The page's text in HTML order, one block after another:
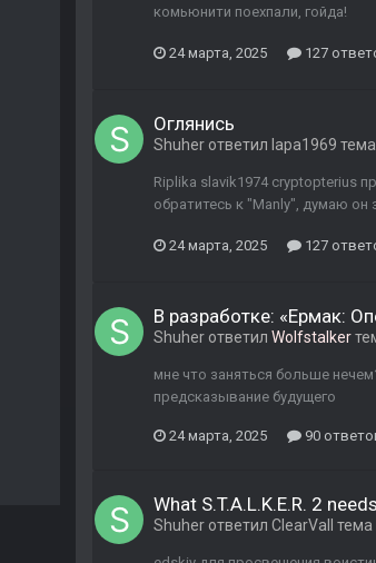
комьюнити поехпали, гойда!
24 марта, 2025 127
Оглянись
Shuher ответил lapa1969
Riplika slavik1974 cryptopterius
обратитесь к "Manly", думаю он
24 марта, 2025 127
В разработке: «Ермак:
Shuher ответил Wolfstalker
мне что заняться больше
предсказывание будущего
24 марта, 2025 90
What S.T.A.L.K.E.R. 2 needs
Shuher ответил ClearVall тема